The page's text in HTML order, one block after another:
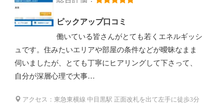
ピックアップ口コミ
働いている皆さんがとても若くエネルギッシ
ュです。住みたいエリアや部屋の条件などが曖昧なまま
伺いましたが、とても丁寧にヒアリングして下さって、
自分が深層心理で大事…
アクセス：東急東横線 中目黒駅 正面改札を出て左手に徒歩3分